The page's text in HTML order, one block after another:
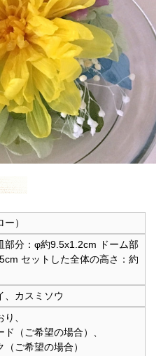
）
部分：φ約9.5x1.2cm ドーム部
セットした全体の高さ：約
、カスミソウ
、
ド（ご希望の場合）、
ご希望の場合）